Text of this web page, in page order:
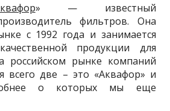
» — известный
фильтров. Она
с 1992 года и занимается
продукции для
российском рынке компаний
всего две – это «Аквафор» и
о которых мы еще